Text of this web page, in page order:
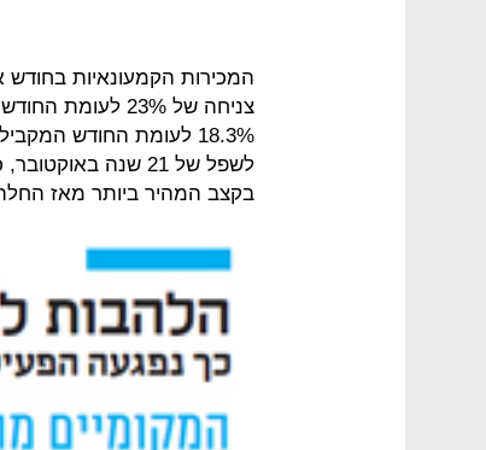
המכירות הקמעונאיות בחודש
18.3% לעומת החודש
בקצב המהיר ביותר מאז החלה